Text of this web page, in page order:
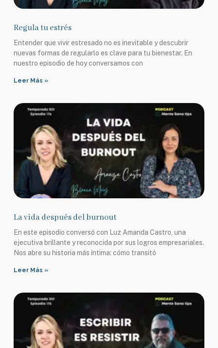
Regula tu estrés
Entender que vivir estresado no es inevitable y descubrir
nuevas formas de regularlo es clave para tu bienestar. En
nuestro episodio de hoy conversamos con
Leer Más »
La vida después del burnout
En este episodio conversó con Luz Amanda Castro, una
ejecutiva brillante y reconocida por sus logros empresariales.
Nos abre su historia más íntima: cómo transitó
Leer Más »